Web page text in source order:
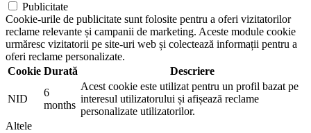
Publicitate
Cookie-urile de publicitate sunt folosite pentru a oferi vizitatorilor
reclame relevante și campanii de marketing. Aceste module cookie
urmăresc vizitatorii pe site-uri web și colectează informații pentru a
oferi reclame personalizate.
Cookie Durată Descriere
NID
6
months
Acest cookie este utilizat pentru un profil bazat pe
interesul utilizatorului și afișează reclame
personalizate utilizatorilor.
Altele